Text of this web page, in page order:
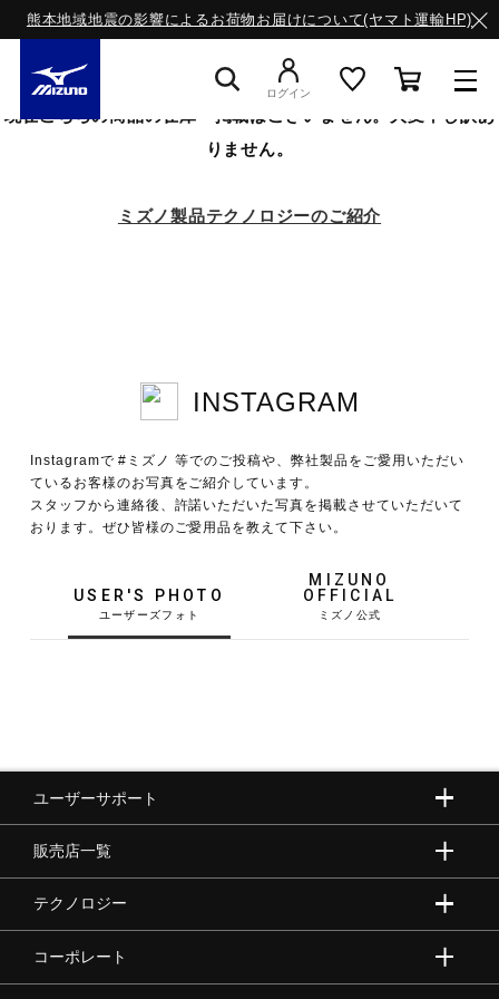
熊本地域地震の影響によるお荷物お届けについて(ヤマト運輸HP)
サッカー／フットサル
トレーニング
ゴルフ
バレーボール
バドミントン
ログイン
現在こちらの商品の在庫・掲載はございません。大変申し訳あ
りません。
ミズノ製品テクノロジーのご紹介
INSTAGRAM
Instagramで #ミズノ 等でのご投稿や、弊社製品をご愛用いただい
ているお客様のお写真をご紹介しています。
スタッフから連絡後、許諾いただいた写真を掲載させていただいて
おります。ぜひ皆様のご愛用品を教えて下さい。
USER'S PHOTO
MIZUNO
OFFICIAL
ユーザーサポート
販売店一覧
テクノロジー
コーポレート